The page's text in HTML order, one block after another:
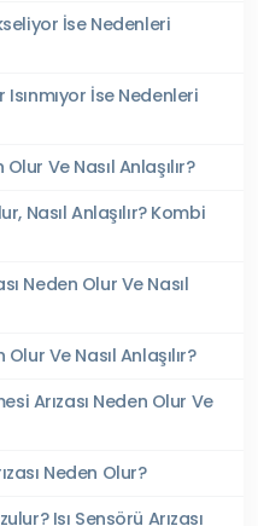
İse Nedenleri
İse Nedenleri
Ve Nasıl Anlaşılır?
Nasıl Anlaşılır? Kombi
Neden Olur Ve Nasıl
Ve Nasıl Anlaşılır?
Arızası Neden Olur Ve
Neden Olur?
Isı Sensörü Arızası